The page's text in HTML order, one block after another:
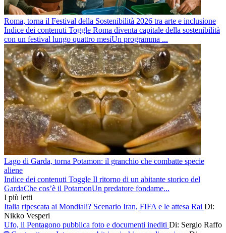
Roma, torna il Festival della Sostenibilità 2026 tra arte e inclusione
Indice dei contenuti Toggle Roma diventa capitale della sostenibilità
con un festival lungo quattro mesiUn programma ...
Lago di Garda, torna Potamon: il granchio che combatte specie
aliene
Indice dei contenuti Toggle Il ritorno di un abitante storico del
GardaChe cos’è il PotamonUn predatore fondame...
I più letti
Italia ripescata ai Mondiali? Scenario Iran, FIFA e le attesa Rai Di:
Nikko Vesperi
Ufo, il Pentagono pubblica foto e documenti inediti Di: Sergio Raffo